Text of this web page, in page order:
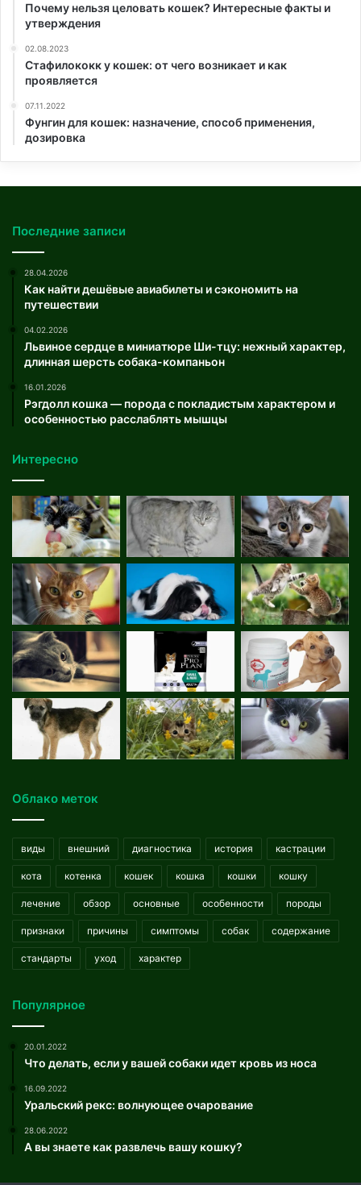
Почему нельзя целовать кошек? Интересные факты и
утверждения
02.08.2023
Стафилококк у кошек: от чего возникает и как
проявляется
07.11.2022
Фунгин для кошек: назначение, способ применения,
дозировка
Последние записи
28.04.2026
Как найти дешёвые авиабилеты и сэкономить на
путешествии
04.02.2026
Львиное сердце в миниатюре Ши-тцу: нежный характер,
длинная шерсть собака-компаньон
16.01.2026
Рэгдолл кошка — порода с покладистым характером и
особенностью расслаблять мышцы
Интересно
Облако меток
виды внешний диагностика история кастрации
кота котенка кошек кошка кошки кошку
лечение обзор основные особенности породы
признаки причины симптомы собак содержание
стандарты уход характер
Популярное
20.01.2022
Что делать, если у вашей собаки идет кровь из носа
16.09.2022
Уральский рекс: волнующее очарование
28.06.2022
А вы знаете как развлечь вашу кошку?